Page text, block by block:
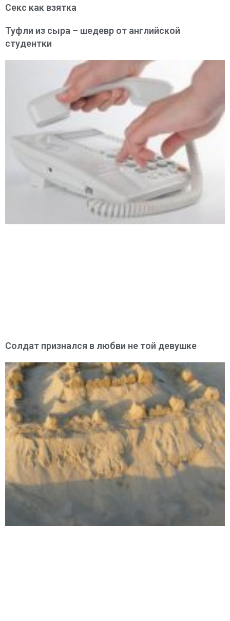
Секс как взятка
Туфли из сыра – шедевр от английской
студентки
Солдат признался в любви не той девушке